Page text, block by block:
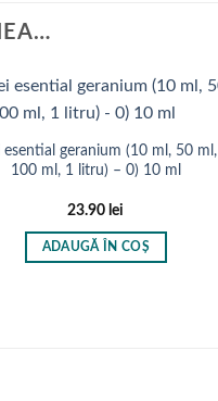
esential geranium (10 ml, 50 ml,
100 ml, 1 litru) – 0) 10 ml
23.90 lei
ADAUGĂ ÎN COȘ